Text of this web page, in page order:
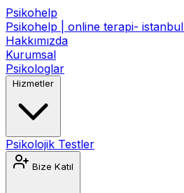
Psikohelp
Psikohelp | online terapi-
Hakkımızda
Kurumsal
Psikologlar
Hizmetler
Psikolojik Testler
Bize Katıl